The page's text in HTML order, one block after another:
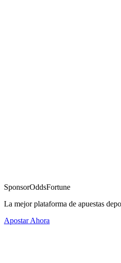
SponsorOddsFortune
La mejor plataforma de apuestas
Apostar Ahora